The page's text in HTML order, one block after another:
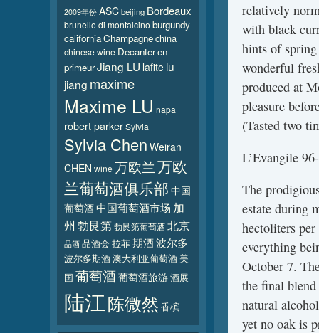
relatively
with black
hints of
wonderful
produced at
pleasure
(Tasted two
L’Evangile
The
estate during
hectoliters
everything
October 7.
the final
natural
yet no oak is
2009年份 ASCbeijing Bordeaux
brunello di montalcinoburgundy
californiaChampagnechina
chinese wine Decanteren
primeurJiang LU lafite lu
jiang maxime
Maxime LU napa
robert parkerSylvia
Sylvia Chen Weiran
CHEN wine万欧兰万欧
兰葡萄酒俱乐部中国
葡萄酒中国葡萄酒市场 加
州 勃艮第勃艮第葡萄酒北京
品酒品酒会 拉菲期酒波尔多
波尔多期酒澳大利亚葡萄酒美
国 葡萄酒葡萄酒旅游酒展
陆江陈微然 香槟